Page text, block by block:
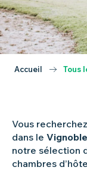
Accueil Tous
Vous
dans le
notre sélection
chambres